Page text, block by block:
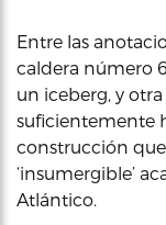
Entre las
caldera número
un iceberg, y
suficientemente
construcción
‘insumergible’
Atlántico.